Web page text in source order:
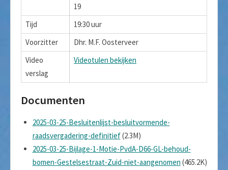
19
Tijd
19:30 uur
Voorzitter
Dhr. M.F. Oosterveer
Video
verslag
Videotulen bekijken
Documenten
2025-03-25-Besluitenlijst-besluitvormende-
raadsvergadering-definitief(2.3M)
2025-03-25-Bijlage-1-Motie-PvdA-D66-GL-behoud-
bomen-Gestelsestraat-Zuid-niet-aangenomen (465.2K)